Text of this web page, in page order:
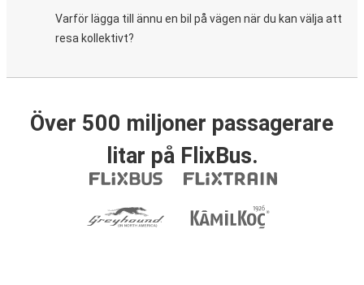
Varför lägga till ännu en bil på vägen när du kan välja att
resa kollektivt?
Över 500 miljoner passagerare
litar på FlixBus.